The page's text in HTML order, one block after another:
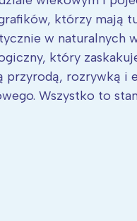
którzy mają
w naturalnych
który
przyrodą, rozrywką i
Wszystko to